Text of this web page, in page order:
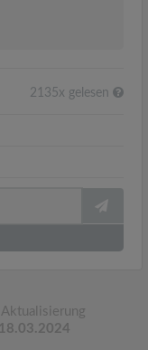
2135x gelesen
Aktualisierung
18.03.2024